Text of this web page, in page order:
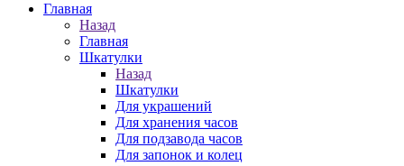
Главная
Назад
Главная
Шкатулки
Назад
Шкатулки
Для украшений
Для хранения часов
Для подзавода часов
Для запонок и колец